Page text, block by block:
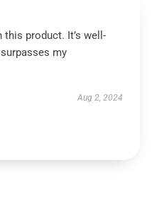
this product. It’s well-
my
Aug 2, 2024